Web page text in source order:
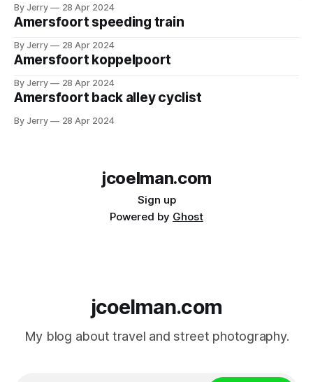
By Jerry 28 Apr 2024
Amersfoort speeding train
By Jerry 28 Apr 2024
Amersfoort koppelpoort
By Jerry 28 Apr 2024
Amersfoort back alley cyclist
By Jerry 28 Apr 2024
jcoelman.com
Sign up
Powered by Ghost
jcoelman.com
My blog about travel and street photography.